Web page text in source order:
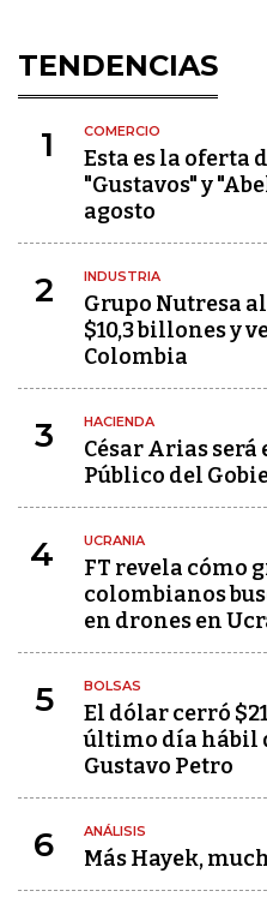
TENDENCIAS
1 COMERCIO
Esta es la oferta
"Gustavos" y
agosto
2 INDUSTRIA
Grupo Nutresa
$10,3 billones y
Colombia
3 HACIENDA
César Arias
Público del
4 UCRANIA
FT revela cómo
colombianos
en drones en
5 BOLSAS
El dólar cerró
último día hábil
Gustavo Petro
6 ANÁLISIS
Más Hayek,